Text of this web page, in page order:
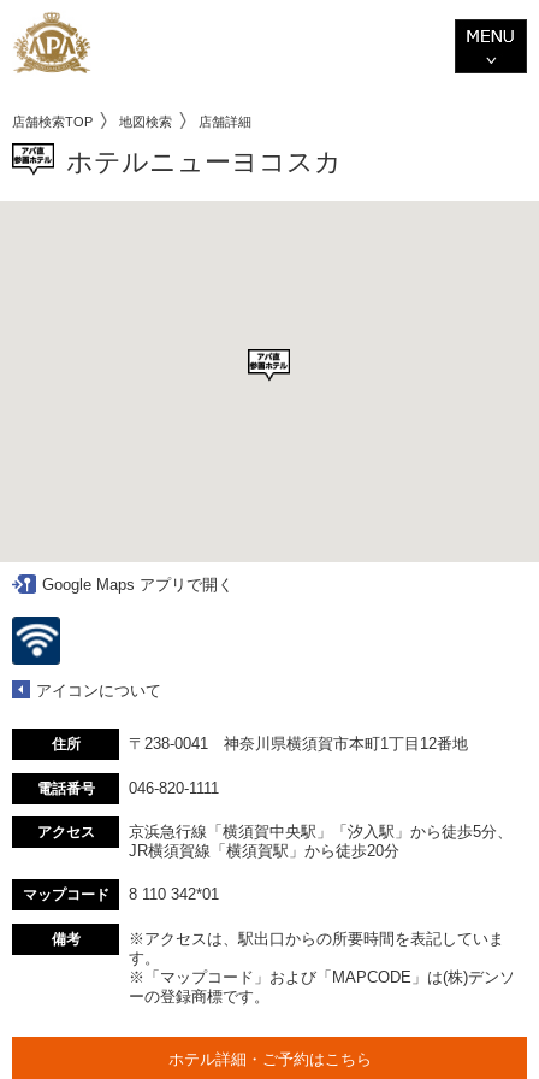
店舗検索TOP 地図検索 店舗詳細
ホテルニューヨコスカ
Google Maps アプリで開く
アイコンについて
住所 〒238-0041 神奈川県横須賀市本町1丁目12番地
電話番号 046-820-1111
アクセス
京浜急行線「横須賀中央駅」「汐入駅」から徒歩5分、
JR横須賀線「横須賀駅」から徒歩20分
マップコード 8 110 342*01
備考
※アクセスは、駅出口からの所要時間を表記していま
す。
※「マップコード」および「MAPCODE」は(株)デンソ
ーの登録商標です。
ホテル詳細・ご予約はこちら